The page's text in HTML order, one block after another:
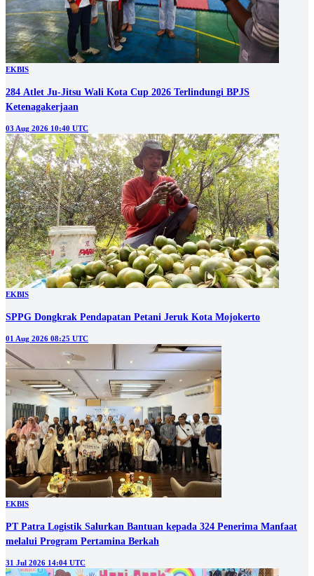
EKBIS
284 Atlet Ju-Jitsu Wali Kota Cup 2026 Terlindungi BPJS
Ketenagakerjaan
03 Aug 2026 10:40 UTC
EKBIS
SPPG Dongkrak Pendapatan Petani Jeruk Kota Mojokerto
01 Aug 2026 08:25 UTC
EKBIS
PT Patra Logistik Salurkan Bantuan kepada 324 Penerima Manfaat
melalui Program Pertamina Berkah
31 Jul 2026 14:04 UTC